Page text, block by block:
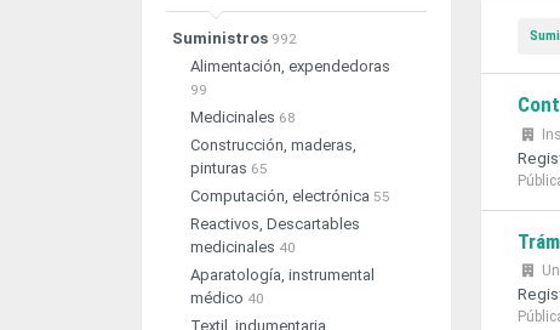
Suministros 992
Alimentación, expendedoras
99
Medicinales 68
Construcción, maderas,
pinturas 65
Computación, electrónica 55
Reactivos, Descartables
medicinales 40
Aparatología, instrumental
médico 40
Textil, indumentaria,